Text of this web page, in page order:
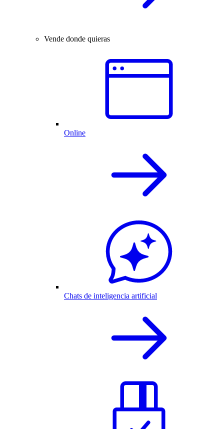
Vende donde quieras
Online
Chats de inteligencia artificial